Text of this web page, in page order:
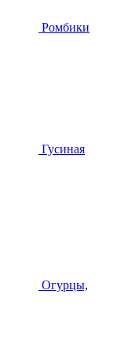
Ромбики
Гусиная
Огурцы,